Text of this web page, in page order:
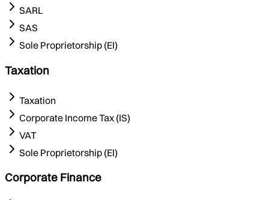
SARL
SAS
Sole Proprietorship (EI)
Taxation
Taxation
Corporate Income Tax (IS)
VAT
Sole Proprietorship (EI)
Corporate Finance